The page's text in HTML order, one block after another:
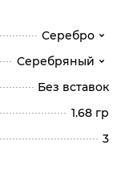
Серебро
Серебряный
Без вставок
1.68 гр
3